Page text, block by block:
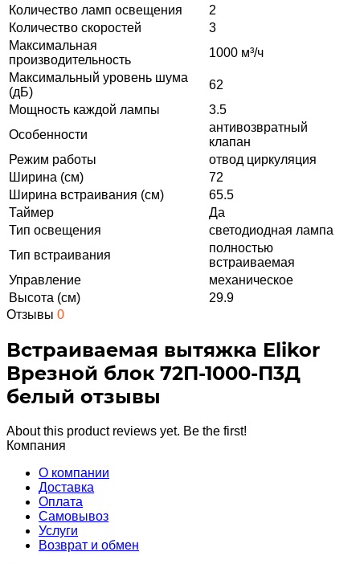
Количество ламп освещения
2
Количество скоростей
3
Максимальная
производительность
1000 м³/ч
Максимальный уровень шума
(дБ)
62
Мощность каждой лампы
3.5
Особенности
антивозвратный
клапан
Режим работы
отвод циркуляция
Ширина (см)
72
Ширина встраивания (см)
65.5
Таймер
Да
Тип освещения
светодиодная лампа
Тип встраивания
полностью
встраиваемая
Управление
механическое
Высота (см)
29.9
Отзывы 0
Встраиваемая вытяжка Elikor
Врезной блок 72П-1000-П3Д
белый отзывы
About this product reviews yet. Be the first!
Компания
О компании
Доставка
Оплата
Самовывоз
Услуги
Возврат и обмен